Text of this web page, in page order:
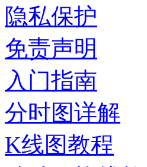
隐私保护
免责声明
入门指南
分时图详解
K线图教程